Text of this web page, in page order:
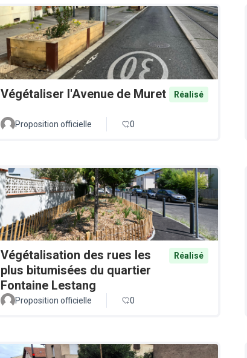
Végétaliser l'Avenue de Muret Réalisé
Proposition officielle 0
Végétalisation des rues les
plus bitumisées du quartier
Fontaine Lestang
Réalisé
Proposition officielle 0